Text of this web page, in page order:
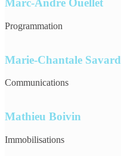
Marc-André Ouellet
Programmation
Marie-Chantale Savard
Communications
Mathieu Boivin
Immobilisations